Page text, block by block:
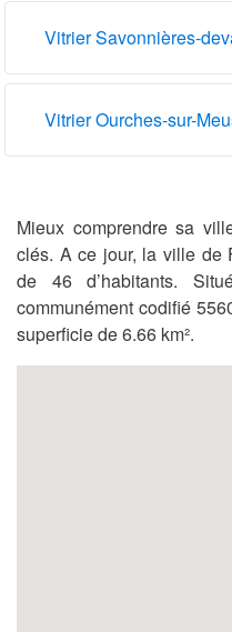
Vitrier Savonnières-
Vitrier Ourches-sur-
Mieux comprendre sa
clés. A ce jour, la ville de
de 46 d’habitants.
communément codifié
superficie de 6.66 km².